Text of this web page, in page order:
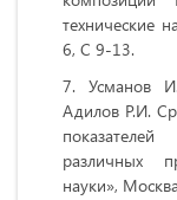
технические
6, С 9-13.
Усманов
Адилов Р.И.
различных
науки»,